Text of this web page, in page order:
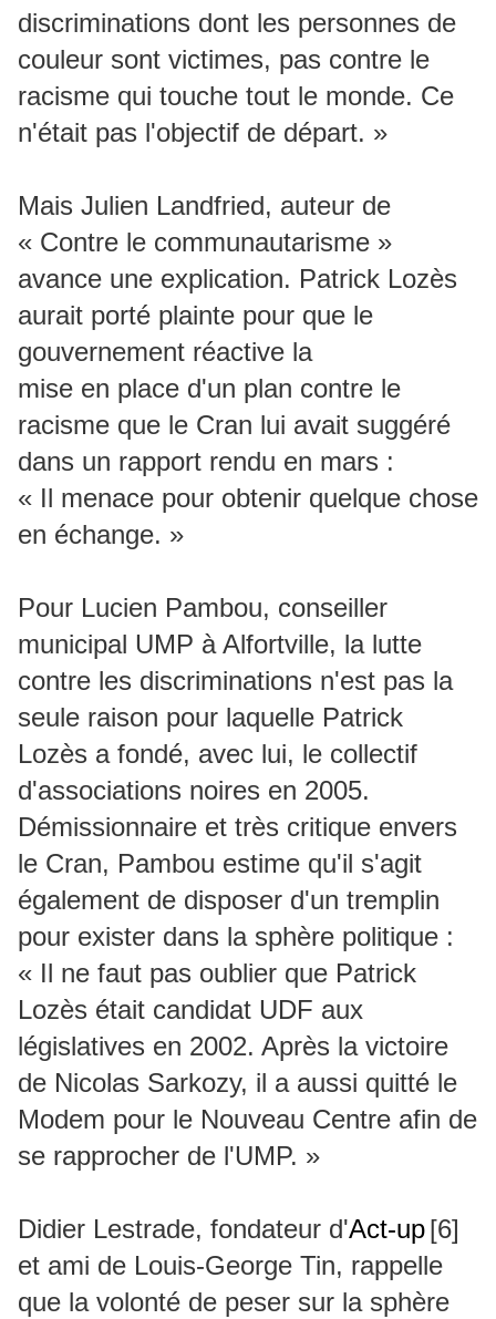
discriminations dont les personnes de
couleur sont victimes, pas contre le
racisme qui touche tout le monde. Ce
n'était pas l'objectif de départ. »
Mais Julien Landfried, auteur de
« Contre le communautarisme »
avance une explication. Patrick Lozès
aurait porté plainte pour que le
gouvernement réactive la
mise en place d'un plan contre le
racisme que le Cran lui avait suggéré
dans un rapport rendu en mars :
« Il menace pour obtenir quelque chose
en échange. »
Pour Lucien Pambou, conseiller
municipal UMP à Alfortville, la lutte
contre les discriminations n'est pas la
seule raison pour laquelle Patrick
Lozès a fondé, avec lui, le collectif
d'associations noires en 2005.
Démissionnaire et très critique envers
le Cran, Pambou estime qu'il s'agit
également de disposer d'un tremplin
pour exister dans la sphère politique :
« Il ne faut pas oublier que Patrick
Lozès était candidat UDF aux
législatives en 2002. Après la victoire
de Nicolas Sarkozy, il a aussi quitté le
Modem pour le Nouveau Centre afin de
se rapprocher de l'UMP. »
Didier Lestrade, fondateur d'Act-up[6]
et ami de Louis-George Tin, rappelle
que la volonté de peser sur la sphère